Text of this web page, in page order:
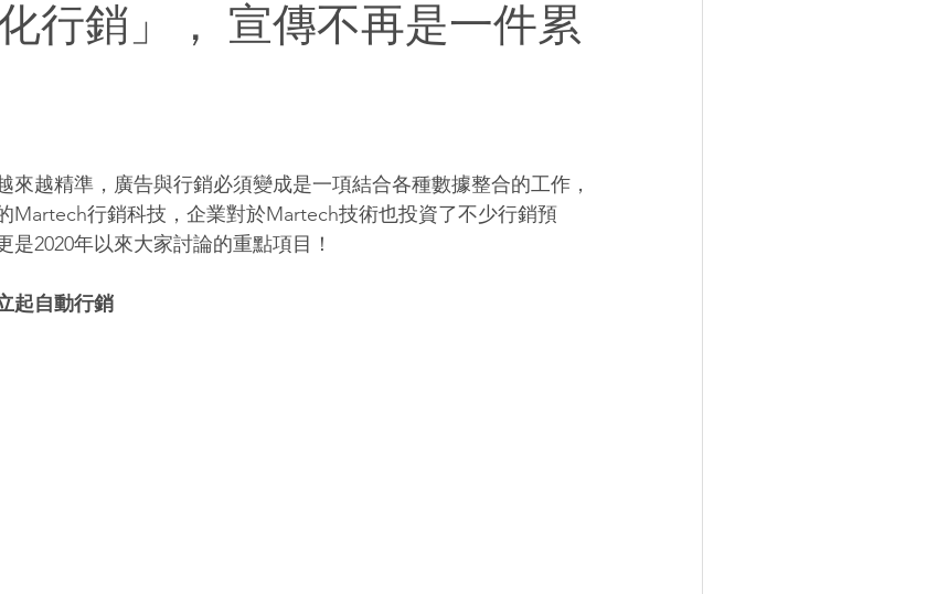
行銷」， 宣傳不再是一件累
來越精準，廣告與行銷必須變成是一項結合各種數據整合的工作，
Martech行銷科技，企業對於Martech技術也投資了不少行銷預
2020年以來大家討論的重點項目！
起自動行銷